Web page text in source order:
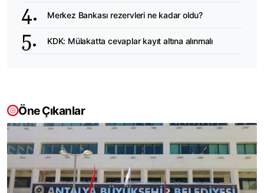
Merkez Bankası rezervleri ne kadar oldu?
KDK: Mülakatta cevaplar kayıt altına alınmalı
Öne Çıkanlar